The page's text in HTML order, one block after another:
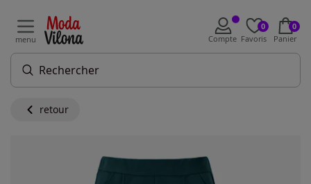
menu Compte
0
Favoris
0
Panier
retour